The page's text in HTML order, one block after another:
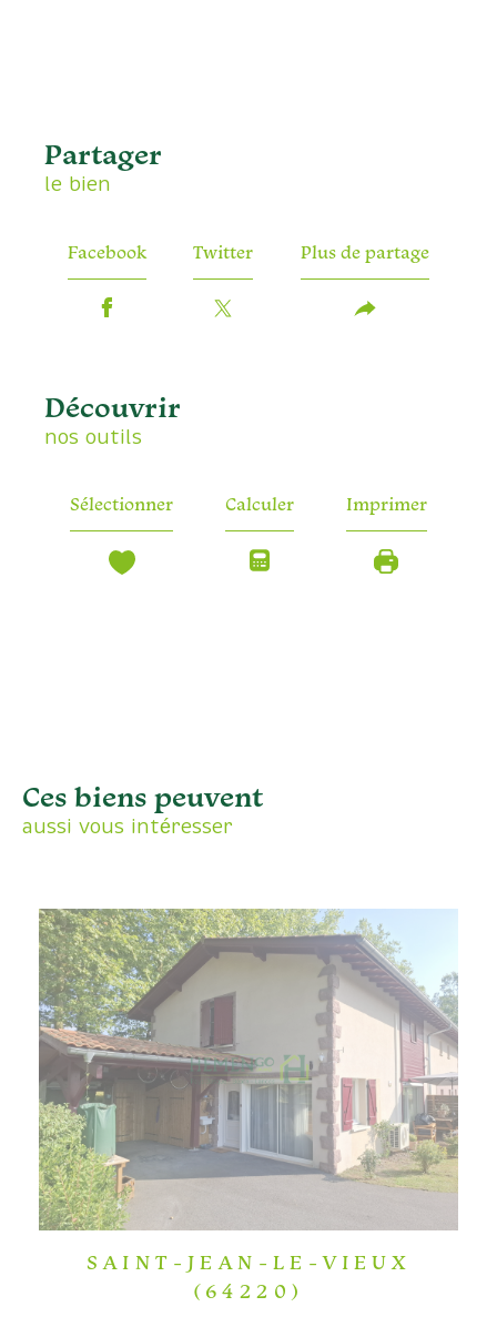
partager
le bien
Facebook Twitter Plus de partage
découvrir
nos outils
Sélectionner Calculer Imprimer
Ces biens peuvent
aussi vous intéresser
SAINT-JEAN-LE-VIEUX
(64220)